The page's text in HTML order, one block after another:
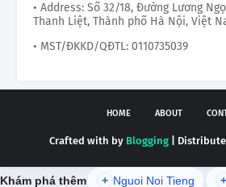
• Address: Số 32/18, Đường Lương
Thanh Liệt, Thành phố Hà Nội, Việt
• MST/ĐKKD/QĐTL: 0110735039
HOME ABOUT
Crafted with by Blogging |
Khám phá thêm + Nguoi Noi Tieng +